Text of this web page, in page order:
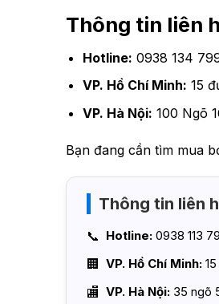
Thông tin liên
Hotline: 0938 134
VP. Hồ Chí Minh: 15
VP. Hà Nội: 100 Ngõ
Bạn đang cần tìm mua
Thông tin liên
Hotline: 0938 113
VP. Hồ Chí Minh:
VP. Hà Nội: 35 ngõ